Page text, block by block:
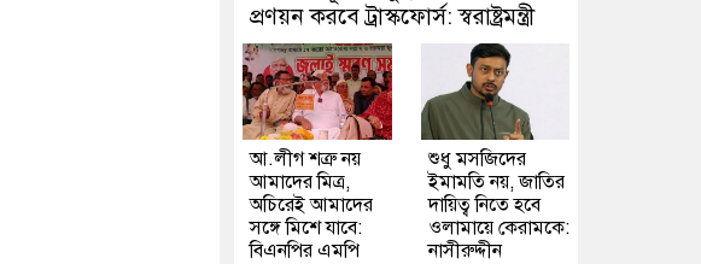
প্রণয়ন করবে ট্রাস্কফোর্স: স্বরাষ্ট্রমন্ত্রী
আ.লীগ শত্রু নয়
আমাদের মিত্র,
অচিরেই আমাদের
সঙ্গে মিশে যাবে:
বিএনপির এমপি
শুধু মসজিদের
ইমামতি নয়, জাতির
দায়িত্ব নিতে হবে
ওলামায়ে কেরামকে:
নাসীরুদ্দীন